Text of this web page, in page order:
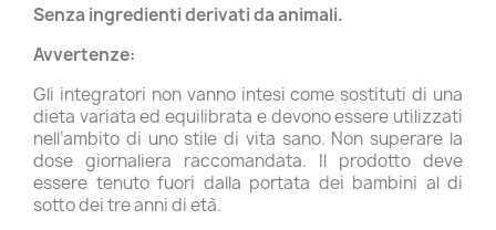
Senza ingredienti derivati da animali.
Avvertenze:
Gli integratori non vanno intesi come sostituti di una
dieta variata ed equilibrata e devono essere utilizzati
nell’ambito di uno stile di vita sano. Non superare la
dose giornaliera raccomandata. Il prodotto deve
essere tenuto fuori dalla portata dei bambini al di
sotto dei tre anni di età.